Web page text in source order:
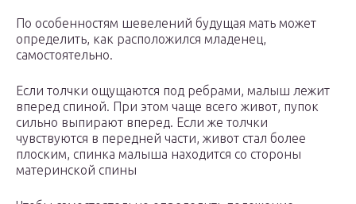
По особенностям шевелений будущая мать может
определить, как расположился младенец,
самостоятельно.
Если толчки ощущаются под ребрами, малыш лежит
вперед спиной. При этом чаще всего живот, пупок
сильно выпирают вперед. Если же толчки
чувствуются в передней части, живот стал более
плоским, спинка малыша находится со стороны
материнской спины